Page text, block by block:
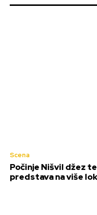
Scena
Počinje Nišvil džez
predstava na više